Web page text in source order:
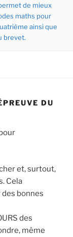
de mieux
maths pour
ainsi que
brevet.
DU
et, surtout,
Cela
bonnes
des
même